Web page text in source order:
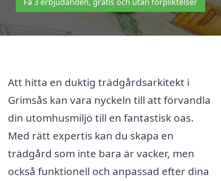
Att hitta en duktig trädgårdsarkitekt i
Grimsås kan vara nyckeln till att förvandla
din utomhusmiljö till en fantastisk oas.
Med rätt expertis kan du skapa en
trädgård som inte bara är vacker, men
också funktionell och anpassad efter dina